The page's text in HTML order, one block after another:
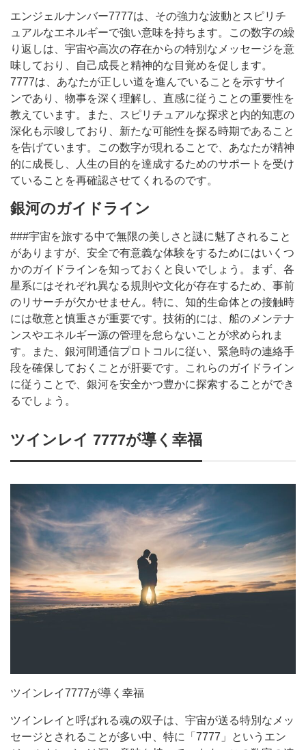
エンジェルナンバー7777は、その強力な波動とスピリチ
ュアルなエネルギーで強い意味を持ちます。この数字の繰
り返しは、宇宙や高次の存在からの特別なメッセージを意
味しており、自己成長と精神的な目覚めを促します。
7777は、あなたが正しい道を進んでいることを示すサイ
ンであり、物事を深く理解し、直感に従うことの重要性を
教えています。また、スピリチュアルな探求と内的知恵の
深化も示唆しており、新たな可能性を探る時期であること
を告げています。この数字が現れることで、あなたが精神
的に成長し、人生の目的を達成するためのサポートを受け
ていることを再確認させてくれるのです。
銀河のガイドライン
###宇宙を旅する中で無限の美しさと謎に魅了されること
がありますが、安全で有意義な体験をするためにはいくつ
かのガイドラインを知っておくと良いでしょう。まず、各
星系にはそれぞれ異なる規則や文化が存在するため、事前
のリサーチが欠かせません。特に、知的生命体との接触時
には敬意と慎重さが重要です。技術的には、船のメンテナ
ンスやエネルギー源の管理を怠らないことが求められま
す。また、銀河間通信プロトコルに従い、緊急時の連絡手
段を確保しておくことが肝要です。これらのガイドライン
に従うことで、銀河を安全かつ豊かに探索することができ
るでしょう。
ツインレイ 7777が導く幸福
ツインレイ7777が導く幸福
ツインレイと呼ばれる魂の双子は、宇宙が送る特別なメッ
セージとされることが多い中、特に「7777」というエン